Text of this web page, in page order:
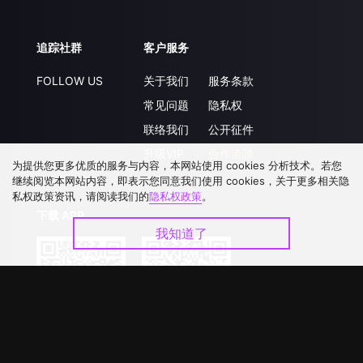
追踪社群
FOLLOW US
客户服务
关于我们
常见问题
联络我们
服务条款
隐私权
公开征件
下载 APP
为提供您更多优质的服务与内容，本网站使用 cookies 分析技术。若您
继续阅览本网站内容，即表示您同意我们使用 cookies，关于更多相关隐
私权政策资讯，请阅读我们的隐私权政策。
我知道了